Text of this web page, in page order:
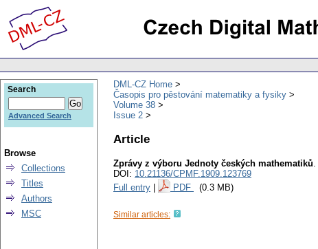
DML-CZ Home
Časopis pro pěstování matematiky a fysiky
Volume 38
Issue 2
Article
Zprávy z výboru Jednoty českých mathematiků.
DOI: 10.21136/CPMF.1909.123769
Full entry
PDF (0.3 MB)
Similar articles:
Search
Advanced Search
Browse
Collections
Titles
Authors
MSC